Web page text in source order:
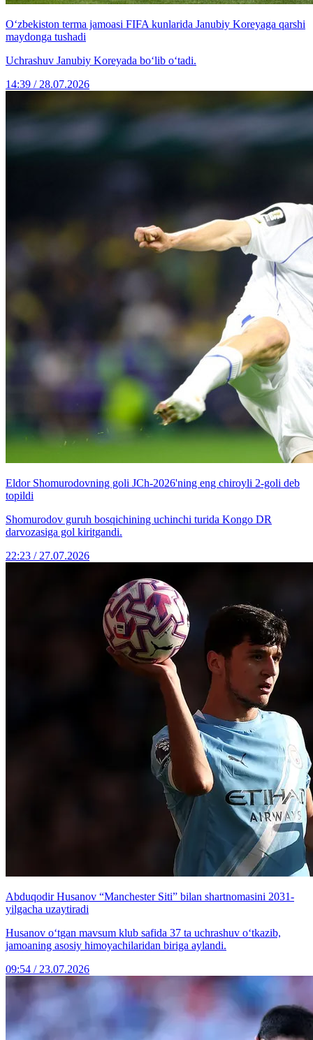
O‘zbekiston terma jamoasi FIFA kunlarida Janubiy Koreyaga qarshi
maydonga tushadi
Uchrashuv Janubiy Koreyada bo‘lib o‘tadi.
14:39 / 28.07.2026
Eldor Shomurodovning goli JCh-2026'ning eng chiroyli 2-goli deb
topildi
Shomurodov guruh bosqichining uchinchi turida Kongo DR
darvozasiga gol kiritgandi.
22:23 / 27.07.2026
Abduqodir Husanov “Manchester Siti” bilan shartnomasini 2031-
yilgacha uzaytiradi
Husanov o‘tgan mavsum klub safida 37 ta uchrashuv o‘tkazib,
jamoaning asosiy himoyachilaridan biriga aylandi.
09:54 / 23.07.2026